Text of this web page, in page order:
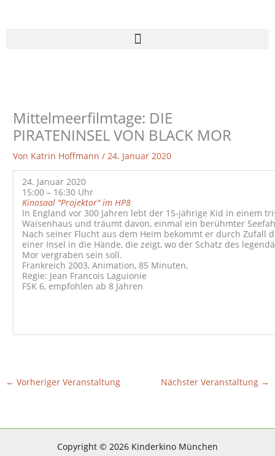
Mittelmeerfilmtage: DIE
PIRATENINSEL VON BLACK MOR
Von Katrin Hoffmann/24. Januar 2020
24. Januar 2020
15:00 – 16:30 Uhr
Kinosaal "Projektor" im HP8
In England vor 300 Jahren lebt der 15-jährige Kid in einem
Waisenhaus und träumt davon, einmal ein berühmter
Nach seiner Flucht aus dem Heim bekommt er durch Zufall
einer Insel in die Hände, die zeigt, wo der Schatz des
Mor vergraben sein soll.
Frankreich 2003, Animation, 85 Minuten,
Regie: Jean Francois Laguionie
FSK 6, empfohlen ab 8 Jahren
← Vorheriger Veranstaltung Nächster Veranstaltung →
Copyright © 2026 Kinderkino München